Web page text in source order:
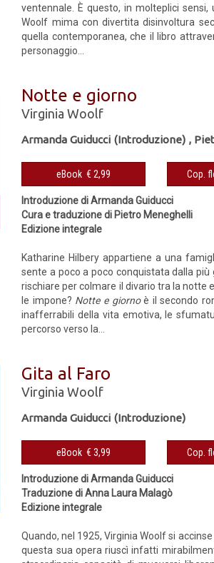
ventennale. È questo, in molteplici
Woolf mima con divertita disinvoltura
quella contemporanea, che il libro
personaggio...
Notte e giorno
Virginia Woolf
Armanda Guiducci (Introduzione) ,
eBook € 2,99
Introduzione di Armanda Guiducci
Cura e traduzione di Pietro Meneghelli
Edizione integrale
Katharine Hilbery appartiene a una
sente a poco a poco conquistata dalla
rischiare per colmare il divario tra la notte
le impone? Notte e giornoè il secondo
inafferrabili della vita emotiva, le
percorso verso la...
Gita al Faro
Virginia Woolf
Armanda Guiducci (Introduzione)
eBook € 3,99
Introduzione di Armanda Guiducci
Traduzione di Anna Laura Malagò
Edizione integrale
Quando, nel 1925, Virginia Woolf si
questa sua opera riuscì infatti